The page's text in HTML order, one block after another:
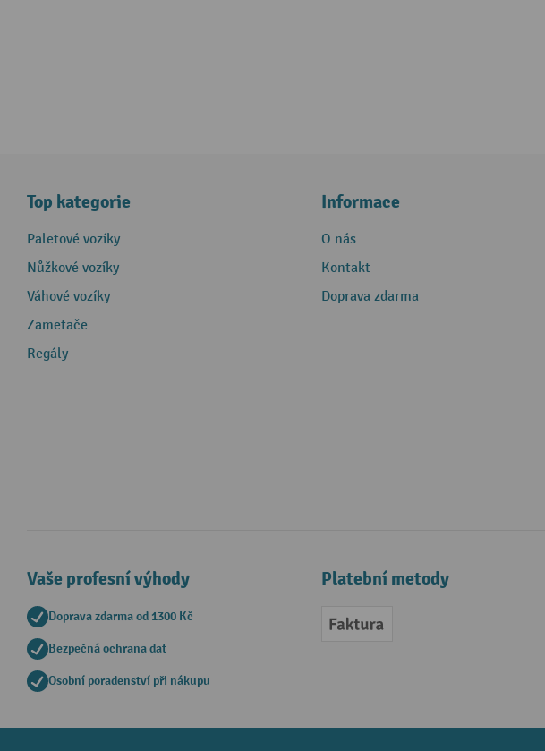
Top kategorie
Paletové vozíky
Nůžkové vozíky
Váhové vozíky
Zametače
Regály
Informace
O nás
Kontakt
Doprava zdarma
Vaše profesní výhody
Doprava zdarma od 1300 Kč
Bezpečná ochrana dat
Osobní poradenství při nákupu
Platební metody
Faktura